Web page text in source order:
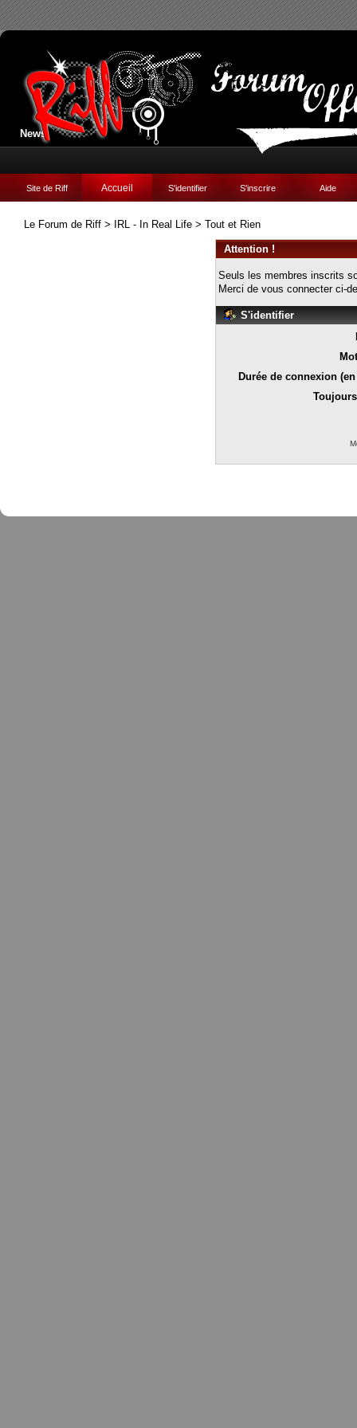
News:
Site de Riff Accueil S'identifier S'inscrire Aide
Le Forum de Riff > IRL - In Real Life > Tout et Rien
Attention !
Seuls les membres inscrits
Merci de vous connecter ci-
S'identifier
Durée de connexion